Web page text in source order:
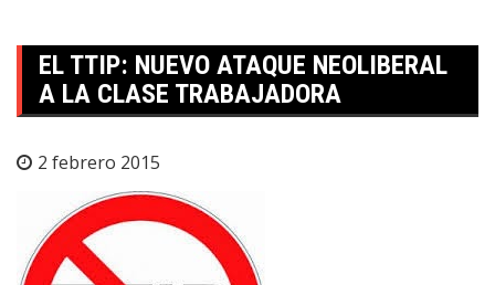
EL TTIP: NUEVO ATAQUE NEOLIBERAL
A LA CLASE TRABAJADORA
2 febrero 2015